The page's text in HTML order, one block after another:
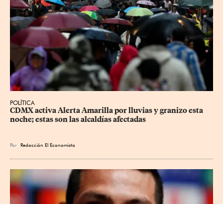
POLÍTICA
CDMX activa Alerta Amarilla por lluvias y granizo esta
noche; estas son las alcaldías afectadas
Por Redacción El Economista